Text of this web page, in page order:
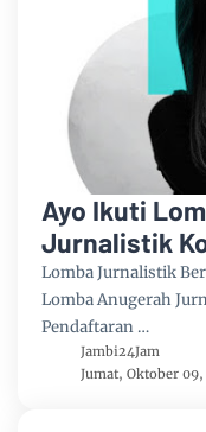
Ayo Ikuti
Jurnalistik
Lomba Jurnalistik
Lomba Anugerah
Pendaftaran …
Jambi24Jam
Jumat, Oktober